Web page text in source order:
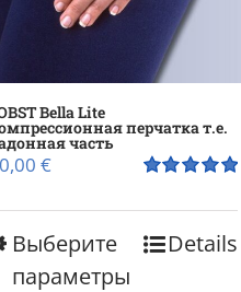
Bella Lite
перчатка т.е.
часть
из 5
€
Выберите
параметры
Этот
товар
Details